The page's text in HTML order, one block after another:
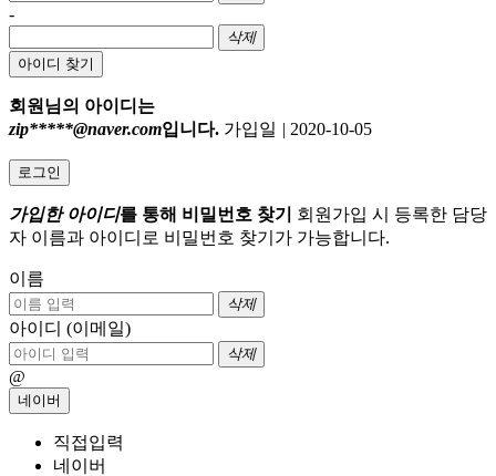
-
삭제
아이디 찾기
회원님의 아이디는
zip*****@naver.com입니다. 가입일 | 2020-10-05
로그인
가입한 아이디를 통해 비밀번호 찾기
회원가입 시 등록한 담당
자 이름과 아이디로 비밀번호 찾기가 가능합니다.
이름
삭제
아이디 (이메일)
삭제
@
네이버
직접입력
네이버